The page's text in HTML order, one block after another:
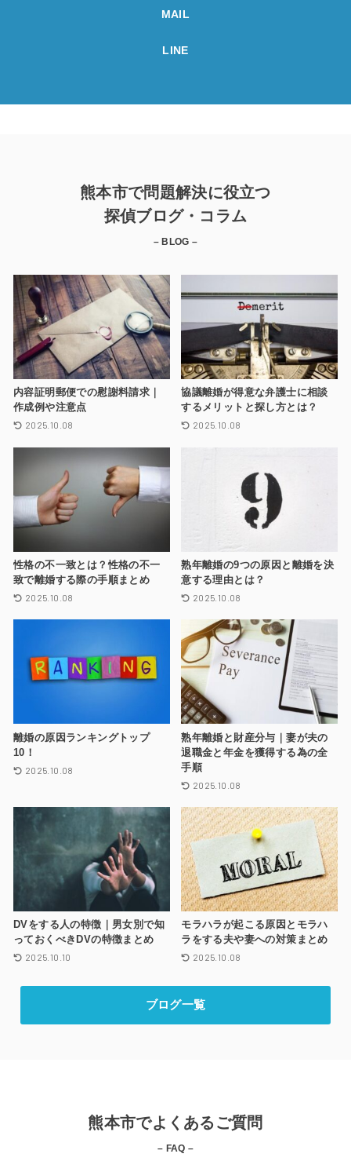
MAIL
LINE
熊本市で問題解決に役立つ
探偵ブログ・コラム
– BLOG –
内容証明郵便での慰謝料請求｜
作成例や注意点
2025.10.08
協議離婚が得意な弁護士に相談
するメリットと探し方とは？
2025.10.08
性格の不一致とは？性格の不一
致で離婚する際の手順まとめ
2025.10.08
熟年離婚の9つの原因と離婚を決
意する理由とは？
2025.10.08
離婚の原因ランキングトップ
10！
2025.10.08
熟年離婚と財産分与｜妻が夫の
退職金と年金を獲得する為の全
手順
2025.10.08
DVをする人の特徴｜男女別で知
っておくべきDVの特徴まとめ
2025.10.10
モラハラが起こる原因とモラハ
ラをする夫や妻への対策まとめ
2025.10.08
ブログ一覧
熊本市でよくあるご質問
– FAQ –